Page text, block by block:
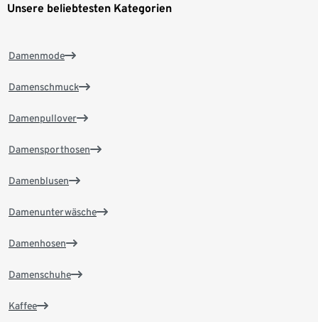
Unsere beliebtesten Kategorien
Damenmode
Damenschmuck
Damenpullover
Damensporthosen
Damenblusen
Damenunterwäsche
Damenhosen
Damenschuhe
Kaffee